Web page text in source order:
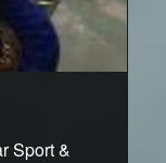
Sport &